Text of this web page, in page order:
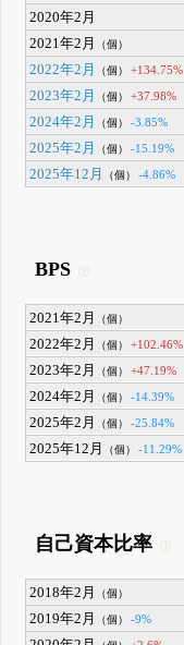
2020年2月
2021年2月
（個）
2022年2月
（個） +134.75%
2023年2月
（個） +37.98%
2024年2月
（個） -3.85%
2025年2月
（個） -15.19%
2025年12月
（個） -4.86%
BPS
2021年2月 （個）
2022年2月
（個） +102.46%
2023年2月
（個） +47.19%
2024年2月
（個） -14.39%
2025年2月
（個） -25.84%
2025年12月
（個） -11.29%
自己資本比率
2018年2月 （個）
2019年2月
（個） -9%